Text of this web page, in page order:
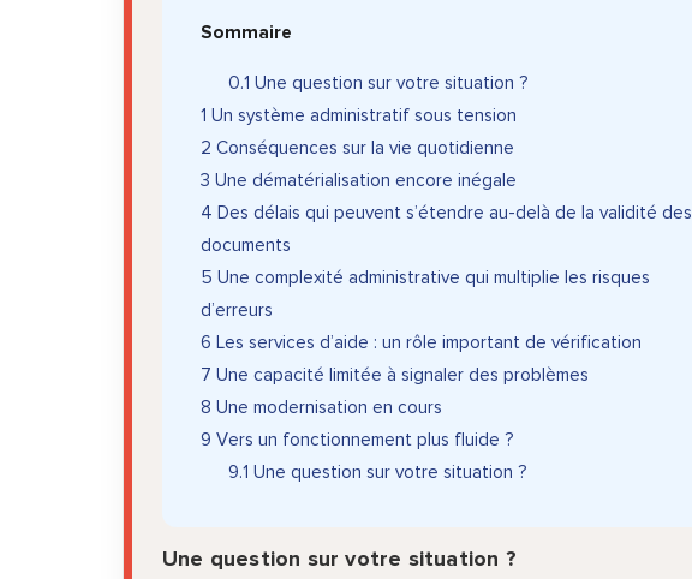
Sommaire
0.1 Une question sur votre situation ?
1 Un système administratif sous tension
2 Conséquences sur la vie quotidienne
3 Une dématérialisation encore inégale
4 Des délais qui peuvent s’étendre au-delà de la validité des
documents
5 Une complexité administrative qui multiplie les risques
d’erreurs
6 Les services d’aide : un rôle important de vérification
7 Une capacité limitée à signaler des problèmes
8 Une modernisation en cours
9 Vers un fonctionnement plus fluide ?
9.1 Une question sur votre situation ?
Une question sur votre situation ?